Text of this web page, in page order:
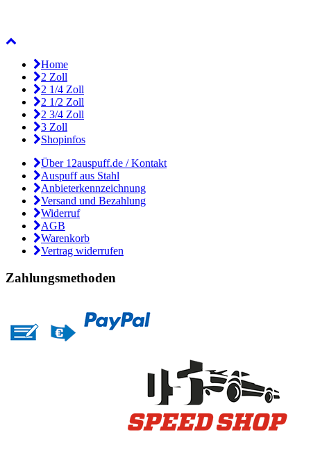
Home
2 Zoll
2 1/4 Zoll
2 1/2 Zoll
2 3/4 Zoll
3 Zoll
Shopinfos
Über 12auspuff.de / Kontakt
Auspuff aus Stahl
Anbieterkennzeichnung
Versand und Bezahlung
Widerruf
AGB
Warenkorb
Vertrag widerrufen
Zahlungsmethoden